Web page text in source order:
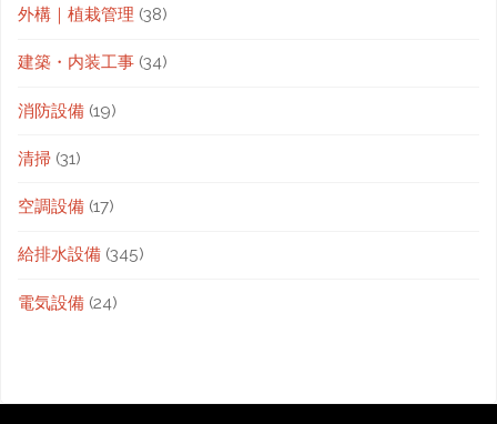
外構｜植栽管理 (38)
建築・内装工事 (34)
消防設備 (19)
清掃 (31)
空調設備 (17)
給排水設備 (345)
電気設備 (24)